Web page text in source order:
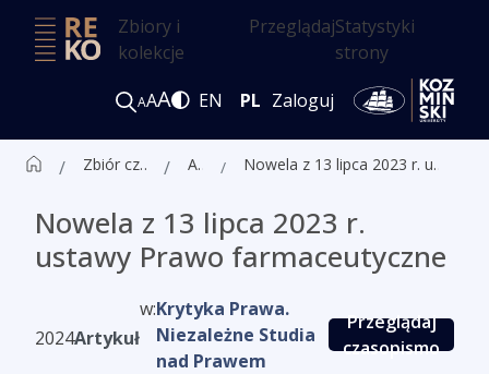
Zbiory i
kolekcje
PrzeglądajStatystyki
strony
AAA EN PL Zaloguj
Zbiór czasopism ALK Artykuły Nowela z 13 lipca 2023 r. ustawy Prawo farmaceutyczne
Nowela z 13 lipca 2023 r.
ustawy Prawo farmaceutyczne
2024Artykuł
w:Krytyka Prawa.
Niezależne Studia
nad Prawem
Przeglądaj
czasopismo